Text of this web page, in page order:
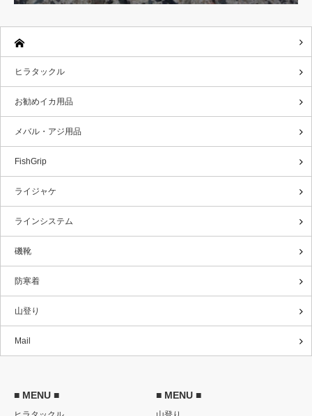
ヒラタックル
お勧めイカ用品
メバル・アジ用品
FishGrip
ライジャケ
ラインシステム
磯靴
防寒着
山登り
Mail
■ MENU ■ ■ MENU ■